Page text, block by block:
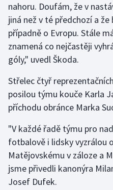
Lyže a snowboard
Moderní pětiboj
Motorsport
Olympijské hry
Parasport
Plavání
Plážový volejbal
Ragby
nahoru. Doufám, že v
jiná než v té předchozí a
případně o Evropu. Stále
znamená co nejčastěji
góly," uvedl Škoda.
Střelec čtyř
posilou týmu kouče Karla
příchodu obránce Marka
"V každé řadě týmu pro
fotbalově i lidsky vyzrálou
Matějovskému v záloze a
jsme přivedli kanonýra
Josef Dufek.